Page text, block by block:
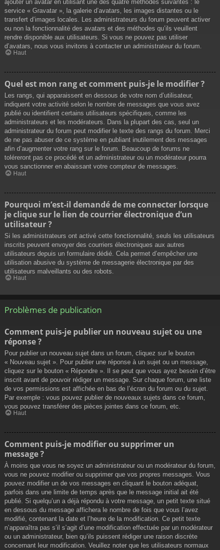
ajouter un avatar en utilisant une des quatre méthodes suivantes : le
service « Gravatar », la galerie d’avatars, les images distantes ou le
transfert d’images locales. Les administrateurs du forum peuvent activer
ou non la fonctionnalité des avatars et des méthodes qu’ils veuillent
rendre disponible aux utilisateurs. Si vous ne pouvez pas utiliser
d’avatars, nous vous invitons à contacter un administrateur du forum.
Haut
Quel est mon rang et comment puis-je le modifier ?
Les rangs, qui apparaissent en dessous de votre nom d’utilisateur,
indiquent votre activité selon le nombre de messages que vous avez
publié ou identifient certains utilisateurs spécifiques, comme les
administrateurs et les modérateurs. Dans la plupart des cas, seul un
administrateur du forum peut modifier le texte des rangs du forum. Merci
de ne pas abuser de ce système en publiant inutilement des messages
afin d’augmenter votre rang sur le forum. Beaucoup de forums ne
toléreront pas ce procédé et un administrateur ou un modérateur pourra
vous sanctionner en abaissant votre compteur de messages.
Haut
Pourquoi m’est-il demandé de me connecter lorsque
je clique sur le lien de courrier électronique d’un
utilisateur ?
Si les administrateurs ont activé cette fonctionnalité, seuls les utilisateurs
inscrits peuvent envoyer des courriers électroniques aux autres
utilisateurs depuis un formulaire dédié. Cela permet d’empêcher une
utilisation abusive du système de messagerie électronique par des
utilisateurs malveillants ou des robots.
Haut
Problèmes de publication
Comment puis-je publier un nouveau sujet ou une
réponse ?
Pour publier un nouveau sujet dans un forum, cliquez sur le bouton
« Nouveau sujet ». Pour publier une réponse à un sujet ou un message,
cliquez sur le bouton « Répondre ». Il se peut que vous ayez besoin d’être
inscrit avant de pouvoir rédiger un message. Sur chaque forum, une liste
de vos permissions est affichée en bas de l’écran du forum ou du sujet.
Par exemple : vous pouvez publier de nouveaux sujets dans ce forum,
vous pouvez transférer des pièces jointes dans ce forum, etc.
Haut
Comment puis-je modifier ou supprimer un
message ?
À moins que vous ne soyez un administrateur ou un modérateur du forum,
vous ne pouvez modifier ou supprimer que vos propres messages. Vous
pouvez modifier un de vos messages en cliquant le bouton adéquat,
parfois dans une limite de temps après que le message initial ait été
publié. Si quelqu’un a déjà répondu à votre message, un petit texte situé
en dessous du message affichera le nombre de fois que vous l’avez
modifié, contenant la date et l’heure de la modification. Ce petit texte
n’apparaîtra pas s’il s’agit d’une modification effectuée par un modérateur
ou un administrateur, bien qu’ils puissent rédiger une raison discrète
concernant leur modification. Veuillez noter que les utilisateurs normaux